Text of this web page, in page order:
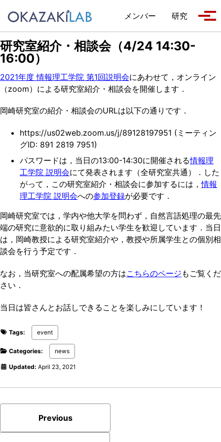
メンバー
研究
研究室紹介・相談会（4/24 14:30-
16:00）
2021年度 情報理工学院 第1回説明会にあわせて，オンライン
（zoom）による研究室紹介・相談会を開催します．
岡崎研究室の紹介・相談会のURLは以下の通りです．
https://us02web.zoom.us/j/89128197951 (ミーティン
グID: 891 2819 7951)
パスワードは，当日の13:00-14:30に開催される情報理
工学院 説明会にて発表されます（全研究室共通）．した
がって，この研究室紹介・相談会に参加するには，情報
理工学院 説明会への参加登録が必要です．
岡崎研究室では，学内や他大学を問わず，自然言語処理の最先
端の研究に意欲的に取り組みたい学生を歓迎しています．当日
は，岡崎教授による研究室紹介や，教授や所属学生との個別相
談会を行う予定です．
なお，当研究室への配属希望の方はこちらのページ もご覧くだ
さい．
当日は皆さんとお話しできることを楽しみにしています！
Tags: event
Categories: news
Updated: April 23, 2021
Previous